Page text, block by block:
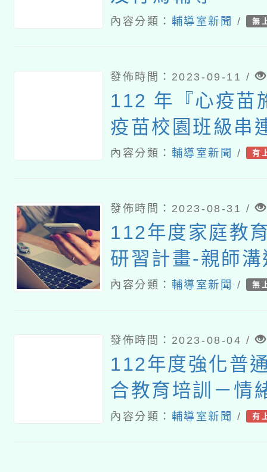
內容分類： 輔導室新聞 / 無
發佈時間：2023-09-11 /
112 年『心疫苗
疫苗校園班級串
內容分類： 輔導室新聞 / 有
發佈時間：2023-08-31 /
112年度家庭教
研習計畫-親師
內容分類： 輔導室新聞 / 無
發佈時間：2023-08-04 /
112年度強化普
合教育培訓－情
學生特質與教學
內容分類： 輔導室新聞 / 有